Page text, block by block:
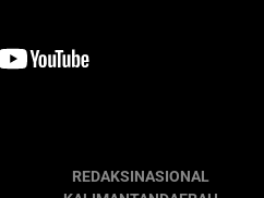
REDAKSINASIONAL